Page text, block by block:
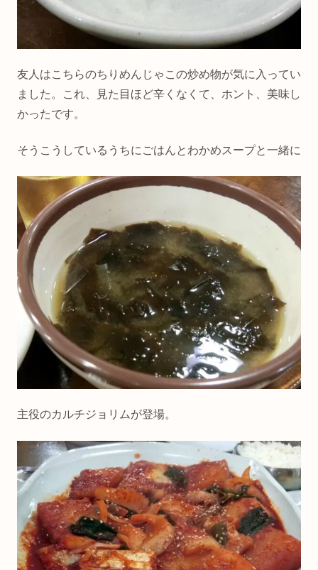
友人はこちらのちりめんじゃこの炒め物が気に入ってい
ました。これ、見た目ほど辛くなくて、ホント、美味し
かったです。
そうこうしているうちにごはんとわかめスープと一緒に
主役のカルチジョリムが登場。